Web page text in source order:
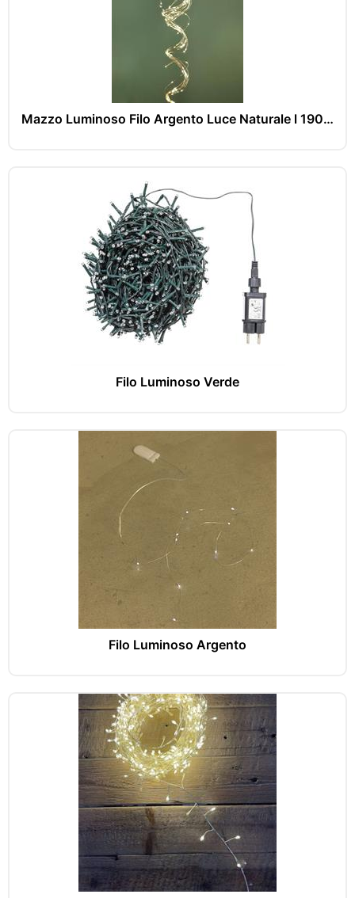
Mazzo Luminoso Filo Argento Luce Naturale l 190 cm 360 Led
Filo Luminoso Verde
Filo Luminoso Argento